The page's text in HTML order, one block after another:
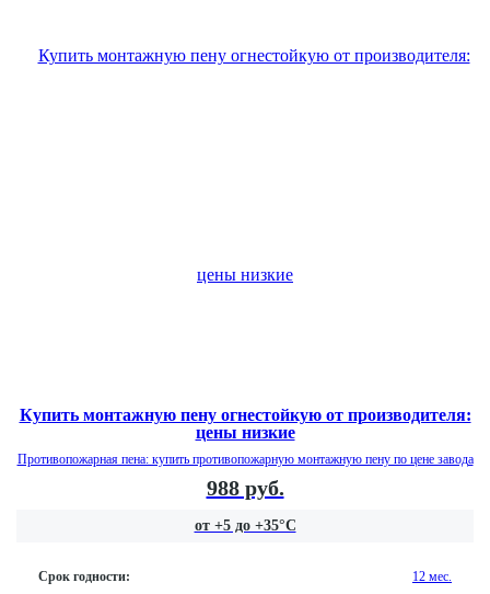
Купить монтажную пену огнестойкую от производителя:
цены низкие
Противопожарная пена: купить противопожарную монтажную пену по цене завода
988 руб.
от +5 до +35°С
Срок годности:
12 мес.